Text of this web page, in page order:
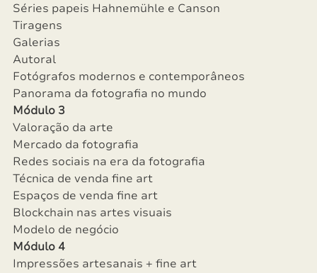
Séries papeis Hahnemühle e Canson
Tiragens
Galerias
Autoral
Fotógrafos modernos e contemporâneos
Panorama da fotografia no mundo
Módulo 3
Valoração da arte
Mercado da fotografia
Redes sociais na era da fotografia
Técnica de venda fine art
Espaços de venda fine art
Blockchain nas artes visuais
Modelo de negócio
Módulo 4
Impressões artesanais + fine art